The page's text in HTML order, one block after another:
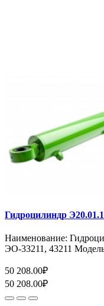
Гидроцилиндр
Наименование:
ЭО-33211, 43211
50 208.00₽
50 208.00₽